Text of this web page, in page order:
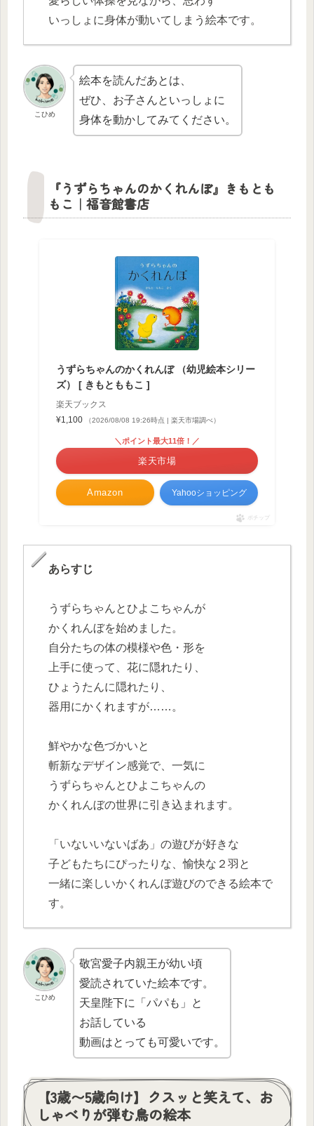
いっしょに身体が動いてしまう絵本です。
こひめ
絵本を読んだあとは、
ぜひ、お子さんといっしょに
身体を動かしてみてください。
『うずらちゃんのかくれんぼ』きもとも
もこ｜福音館書店
うずらちゃんのかくれんぼ （幼児絵本シリー
ズ） [ きもとももこ ]
楽天ブックス
¥1,100
（2026/08/08 19:26時点 | 楽天市場調べ）
Amazon
＼ポイント最大11倍！／
楽天市場
Yahooショッピング
ポチップ
あらすじ
うずらちゃんとひよこちゃんが
かくれんぼを始めました。
自分たちの体の模様や色・形を
上手に使って、花に隠れたり、
ひょうたんに隠れたり、
器用にかくれますが……。
鮮やかな色づかいと
斬新なデザイン感覚で、一気に
うずらちゃんとひよこちゃんの
かくれんぼの世界に引き込まれます。
「いないいないばあ」の遊びが好きな
子どもたちにぴったりな、愉快な２羽と
一緒に楽しいかくれんぼ遊びのできる絵本で
す。
こひめ
敬宮愛子内親王が幼い頃
愛読されていた絵本です。
天皇陛下に「パパも」と
お話している
動画はとっても可愛いです。
【3歳〜5歳向け】クスッと笑えて、お
しゃべりが弾む鳥の絵本